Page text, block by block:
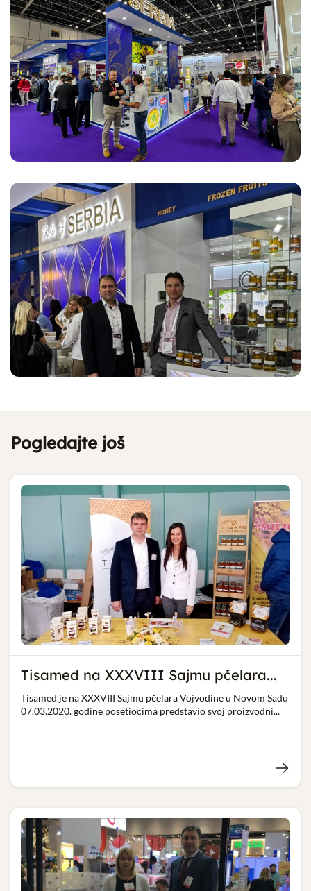
Pogledajte još
Tisamed na XXXVIII Sajmu pčelara...
Tisamed je na XXXVIII Sajmu pčelara Vojvodine u Novom Sadu
07.03.2020. godine posetiocima predstavio svoj proizvodni...